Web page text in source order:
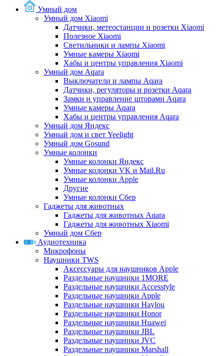
Умный дом
Умный дом Xiaomi
Датчики, метеостанции и розетки Xiaomi
Полезное Xiaomi
Светильники и лампы Xiaomi
Умные камеры Xiaomi
Хабы и центры управления Xiaomi
Умный дом Aqara
Выключатели и лампы Aqara
Датчики, регуляторы и розетки Aqara
Замки и управление шторами Aqara
Умные камеры Aqara
Хабы и центры управления Aqara
Умный дом Яндекс
Умный дом и свет Yeelight
Умный дом Gosund
Умные колонки
Умные колонки Яндекс
Умные колонки VK и Mail.Ru
Умные колонки Apple
Другие
Умные колонки Сбер
Гаджеты для животных
Гаджеты для животных Aqara
Гаджеты для животных Xiaomi
Умный дом Сбер
Аудиотехника
Микрофоны
Наушники TWS
Аксессуары для наушников Apple
Раздельные наушники 1MORE
Раздельные наушники Accesstyle
Раздельные наушники Apple
Раздельные наушники Haylou
Раздельные наушники Honor
Раздельные наушники Huawei
Раздельные наушники JBL
Раздельные наушники JVC
Раздельные наушники Marshall